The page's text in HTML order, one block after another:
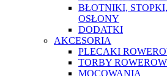
BŁOTNIKI,
OSŁONY
DODATKI
AKCESORIA
PLECAKI
TORBY
MOCOWANIA